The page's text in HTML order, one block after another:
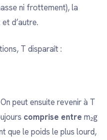
ni frottement), la
d’autre.
T disparaît :
On peut ensuite revenir à T
comprise entre m₂g
que le poids le plus lourd,